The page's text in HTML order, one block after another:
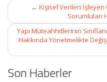
Post
navigation
← Kişisel Verileri İşleyen
Sorumluları
Yapı Müteahhitlerinin
Hakkında Yönetmelikte
Son Haberler